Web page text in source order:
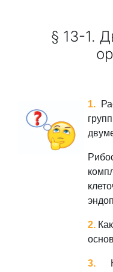
§ 13-1.
1.
2.
3.